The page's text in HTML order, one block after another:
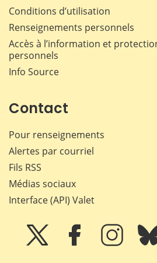
Conditions d’utilisation
Renseignements personnels
Accès à l’information et
personnels
Info Source
Contact
Pour renseignements
Alertes par courriel
Fils RSS
Médias sociaux
Interface (API) Valet